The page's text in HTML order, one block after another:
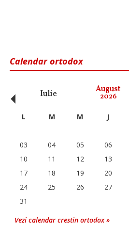
Calendar ortodox
Iulie August
2026
‹ L M M J
03
04 05 06
10
11 12 13
17
18 19 20
24
25 26 27
31
Vezi calendar crestin ortodox »